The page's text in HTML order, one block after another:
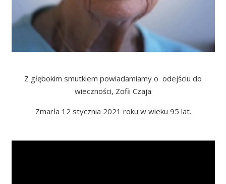
Z głębokim smutkiem powiadamiamy o odejściu do
wieczności, Zofii Czaja
Zmarła 12 stycznia 2021 roku w wieku 95 lat.